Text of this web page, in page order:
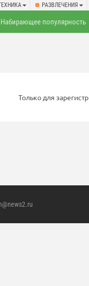
РАЗВЛЕЧЕНИЯ
Набирающее популярность
Только для